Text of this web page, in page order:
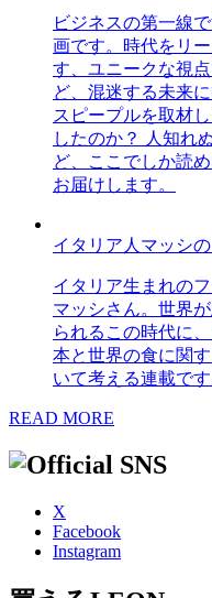
ビジネスの第一線
画です。時代をリ
す、ユニークな視
ど、混迷する未来
スピープルを取材
したのか？ 人知れ
ど、ここでしか読
お届けします。
イタリア人マッシ
イタリア生まれの
マッシさん。世界
られるこの時代に
本と世界の食に関
いて考える連載です
READ MORE
X
Facebook
Instagram